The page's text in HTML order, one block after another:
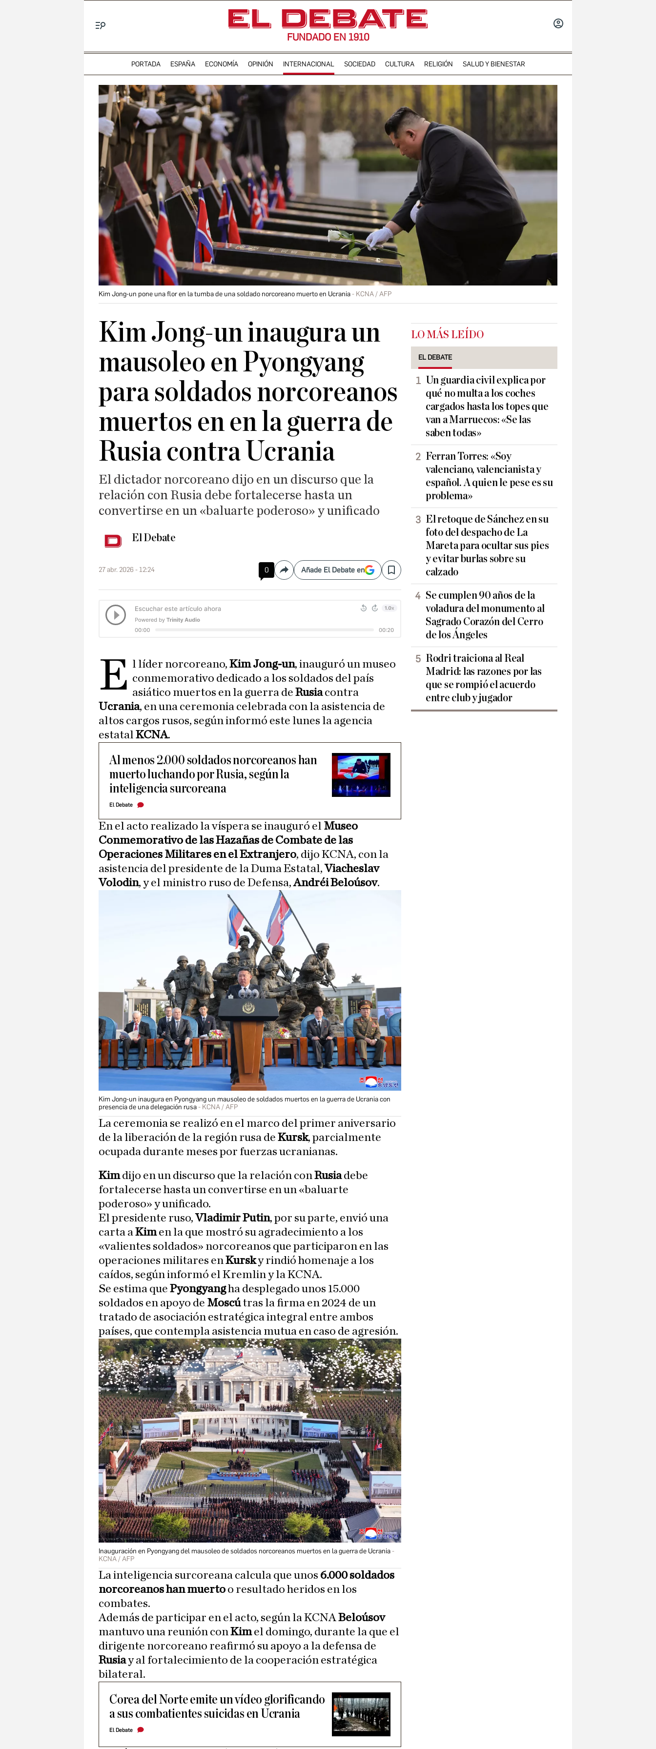
FUNDADO EN 1910
PORTADA ESPAÑA ECONOMÍA OPINIÓN INTERNACIONAL SOCIEDAD CULTURA RELIGIÓN SALUD Y BIENESTAR
Kim Jong-un pone una flor en la tumba de una soldado norcoreano muerto en Ucrania KCNA / AFP
Kim Jong-un inaugura un
mausoleo en Pyongyang
para soldados norcoreanos
muertos en en la guerra de
Rusia contra Ucrania
El dictador norcoreano dijo en un discurso que la
relación con Rusia debe fortalecerse hasta un
convertirse en un «baluarte poderoso» y unificado
El Debate
27 abr. 2026 - 12:24 0 CompartirAñade El Debate en Save
E l líder norcoreano, Kim Jong-un, inauguró un museo
conmemorativo dedicado a los soldados del país
asiático muertos en la guerra deRusiacontra
Ucrania, en una ceremonia celebrada con la asistencia de
altos cargos rusos, según informó este lunes la agencia
estatal KCNA.
Al menos 2.000 soldados norcoreanos han
muerto luchando por Rusia, según la
inteligencia surcoreana
El Debate
En el acto realizado la víspera se inauguró el Museo
Conmemorativo de las Hazañas de Combate de las
Operaciones Militares en el Extranjero, dijo KCNA, con la
asistencia del presidente de la Duma Estatal,Viacheslav
Volodin, y el ministro ruso de Defensa,Andréi Beloúsov.
Kim Jong-un inaugura en Pyongyang un mausoleo de soldados muertos en la guerra de Ucrania con
presencia de una delegación rusa
KCNA / AFP
La ceremonia se realizó en el marco del primer aniversario
de la liberación de la región rusa de Kursk, parcialmente
ocupada durante meses por fuerzas ucranianas.
Kimdijo en un discurso que la relación conRusiadebe
fortalecerse hasta un convertirse en un «baluarte
poderoso» y unificado.
El presidente ruso,Vladimir Putin, por su parte, envió una
carta aKimen la que mostró su agradecimiento a los
«valientes soldados» norcoreanos que participaron en las
operaciones militares enKursky rindió homenaje a los
caídos, según informó el Kremlin y la KCNA.
Se estima que Pyongyangha desplegado unos 15.000
soldados en apoyo de Moscútras la firma en 2024 de un
tratado de asociación estratégica integral entre ambos
países, que contempla asistencia mutua en caso de agresión.
Inauguración en Pyongyang del mausoleo de soldados norcoreanos muertos en la guerra de Ucrania
KCNA / AFP
La inteligencia surcoreana calcula que unos 6.000 soldados
norcoreanos han muerto o resultado heridos en los
combates.
Además de participar en el acto, según la KCNA Beloúsov
mantuvo una reunión con Kimel domingo, durante la que el
dirigente norcoreano reafirmó su apoyo a la defensa de
Rusiay al fortalecimiento de la cooperación estratégica
bilateral.
Corea del Norte emite un vídeo glorificando
a sus combatientes suicidas en Ucrania
El Debate
LO MÁS LEÍDO
EL DEBATE
Un guardia civil explica por
qué no multa a los coches
cargados hasta los topes que
van a Marruecos: «Se las
saben todas»
Ferran Torres: «Soy
valenciano, valencianista y
español. A quien le pese es su
problema»
El retoque de Sánchez en su
foto del despacho de La
Mareta para ocultar sus pies
y evitar burlas sobre su
calzado
Se cumplen 90 años de la
voladura del monumento al
Sagrado Corazón del Cerro
de los Ángeles
Rodri traiciona al Real
Madrid: las razones por las
que se rompió el acuerdo
entre club y jugador